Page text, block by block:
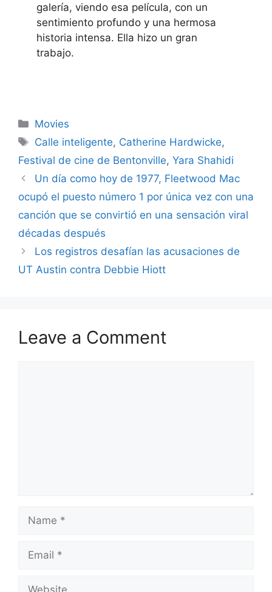
galería, viendo esa película, con un
sentimiento profundo y una hermosa
historia intensa. Ella hizo un gran
trabajo.
Categories
Movies
Tags
Calle inteligente, Catherine Hardwicke,
Festival de cine de Bentonville, Yara Shahidi
Un día como hoy de 1977, Fleetwood Mac
ocupó el puesto número 1 por única vez con una
canción que se convirtió en una sensación viral
décadas después
Los registros desafían las acusaciones de
UT Austin contra Debbie Hiott
Leave a Comment
Name
Email
Website